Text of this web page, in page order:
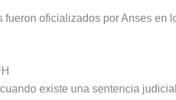
oficializados por Anses en
existe una sentencia